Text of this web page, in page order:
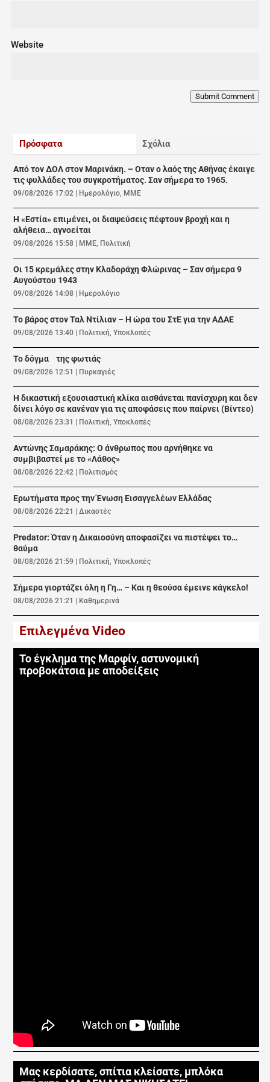
Website
Submit Comment
Πρόσφατα Σχόλια
Από τον ΔΟΛ στον Μαρινάκη. – Οταν ο λαός της Αθήνας έκαιγε
τις φυλλάδες του συγκροτήματος. Σαν σήμερα το 1965.
09/08/2026 17:02 Ημερολόγιο, ΜΜΕ
Η «Εστία» επιμένει, οι διαψεύσεις πέφτουν βροχή και η
αλήθεια… αγνοείται
09/08/2026 15:58 ΜΜΕ, Πολιτική
Οι 15 κρεμάλες στην Κλαδοράχη Φλώρινας – Σαν σήμερα 9
Αυγούστου 1943
09/08/2026 14:08 Ημερολόγιο
Το βάρος στον Ταλ Ντίλιαν – Η ώρα του ΣτΕ για την ΑΔΑΕ
09/08/2026 13:40 Πολιτική,Υποκλοπές
Το δόγμα της φωτιάς
09/08/2026 12:51 Πυρκαγιές
Η δικαστική εξουσιαστική κλίκα αισθάνεται πανίσχυρη και δεν
δίνει λόγο σε κανέναν για τις αποφάσεις που παίρνει (Βίντεο)
08/08/2026 23:31 Πολιτική,Υποκλοπές
Αντώνης Σαμαράκης: Ο άνθρωπος που αρνήθηκε να
συμβιβαστεί με το «Λάθος»
08/08/2026 22:42 Πολιτισμός
Ερωτήματα προς την Ένωση Εισαγγελέων Ελλάδας
08/08/2026 22:21 |Δικαστές
Predator: Όταν η Δικαιοσύνη αποφασίζει να πιστέψει το…
θαύμα
08/08/2026 21:59 Πολιτική,Υποκλοπές
Σήμερα γιορτάζει όλη η Γη… – Και η θεούσα έμεινε κάγκελο!
08/08/2026 21:21 Καθημερινά
Επιλεγμένα Video
Το έγκλημα της Μαρφίν, αστυνομική
προβοκάτσια με αποδείξεις
Μας κερδίσατε, σπίτια κλείσατε, μπλόκα